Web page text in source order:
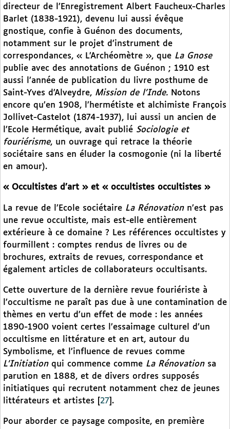
directeur de l’Enregistrement Albert Faucheux-Charles
Barlet (1838-1921), devenu lui aussi évêque
gnostique, confie à Guénon des documents,
notamment sur le projet d’instrument de
correspondances, « L’Archéomètre », que La Gnose
publie avec des annotations de Guénon ; 1910 est
aussi l’année de publication du livre posthume de
Saint-Yves d’Alveydre, Mission de l’Inde. Notons
encore qu’en 1908, l’hermétiste et alchimiste François
Jollivet-Castelot (1874-1937), lui aussi un ancien de
l’Ecole Hermétique, avait publié Sociologie et
fouriérisme, un ouvrage qui retrace la théorie
sociétaire sans en éluder la cosmogonie (ni la liberté
en amour).
« Occultistes d’art » et « occultistes occultistes »
La revue de l’Ecole sociétaire La Rénovation n’est pas
une revue occultiste, mais est-elle entièrement
extérieure à ce domaine ? Les références occultistes y
fourmillent : comptes rendus de livres ou de
brochures, extraits de revues, correspondance et
également articles de collaborateurs occultisants.
Cette ouverture de la dernière revue fouriériste à
l’occultisme ne paraît pas due à une contamination de
thèmes en vertu d’un effet de mode : les années
1890-1900 voient certes l’essaimage culturel d’un
occultisme en littérature et en art, autour du
Symbolisme, et l’influence de revues comme
L’Initiationqui commence comme La Rénovationsa
parution en 1888, et de divers ordres supposés
initiatiques qui recrutent notamment chez de jeunes
littérateurs et artistes
27 .
Pour aborder ce paysage composite, en première